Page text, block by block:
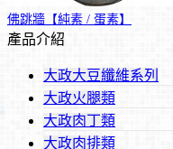
佛跳牆【純素 / 蛋素】
產品介紹
大政大豆纖維系列
大政火腿類
大政肉丁類
大政肉排類